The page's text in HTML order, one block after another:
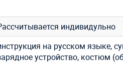
индивидульно
на русском языке,
устройство, костюм